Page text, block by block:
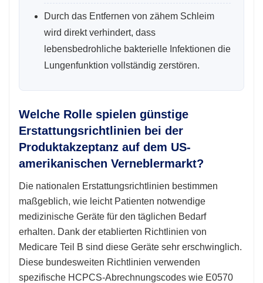
Durch das Entfernen von zähem Schleim
wird direkt verhindert, dass
lebensbedrohliche bakterielle Infektionen die
Lungenfunktion vollständig zerstören.
Welche Rolle spielen günstige
Erstattungsrichtlinien bei der
Produktakzeptanz auf dem US-
amerikanischen Verneblermarkt?
Die nationalen Erstattungsrichtlinien bestimmen
maßgeblich, wie leicht Patienten notwendige
medizinische Geräte für den täglichen Bedarf
erhalten. Dank der etablierten Richtlinien von
Medicare Teil B sind diese Geräte sehr erschwinglich.
Diese bundesweiten Richtlinien verwenden
spezifische HCPCS-Abrechnungscodes wie E0570